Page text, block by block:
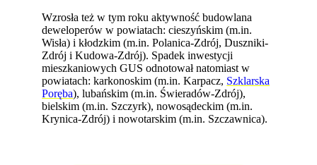
Wzrosła też w tym roku aktywność budowlana
deweloperów w powiatach: cieszyńskim (m.in.
Wisła) i kłodzkim (m.in. Polanica-Zdrój, Duszniki-
Zdrój i Kudowa-Zdrój). Spadek inwestycji
mieszkaniowych GUS odnotował natomiast w
powiatach: karkonoskim (m.in. Karpacz, Szklarska
Poręba), lubańskim (m.in. Świeradów-Zdrój),
bielskim (m.in. Szczyrk), nowosądeckim (m.in.
Krynica-Zdrój) i nowotarskim (m.in. Szczawnica).